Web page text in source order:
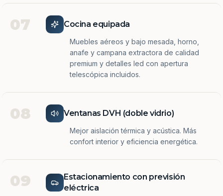
07 Cocina equipada
Muebles aéreos y bajo mesada, horno,
anafe y campana extractora de calidad
premium y detalles led con apertura
telescópica incluidos.
08 Ventanas DVH (doble vidrio)
Mejor aislación térmica y acústica. Más
confort interior y eficiencia energética.
09
Estacionamiento con previsión
eléctrica